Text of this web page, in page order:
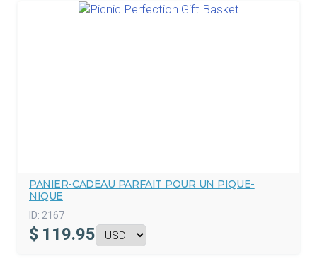
PANIER-CADEAU PARFAIT POUR UN PIQUE-
NIQUE
ID: 2167
$ 119.95